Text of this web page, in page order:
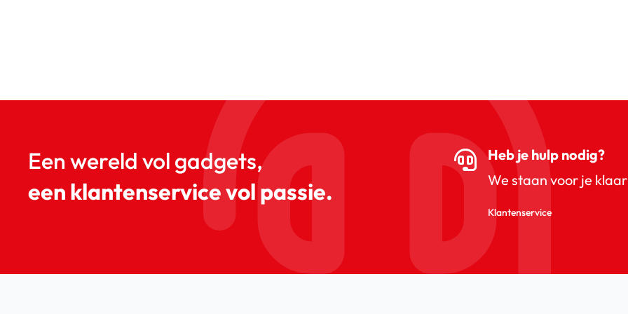
Een wereld vol gadgets,
een klantenservice vol passie.
Heb je hulp nodig?
We staan voor je
Klantenservice